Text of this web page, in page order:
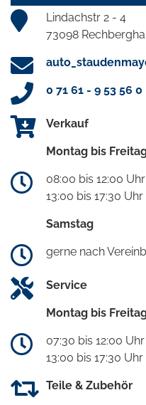
Lindachstr 2 - 4
73098
0 71 61 - 9 53 56 0
Verkauf
Montag bis
08:00 bis 12:00 Uhr
13:00 bis 17:30 Uhr
Samstag
gerne nach
Service
Montag bis
07:30 bis 12:00 Uhr
13:00 bis 17:30 Uhr
Teile & Zubehör